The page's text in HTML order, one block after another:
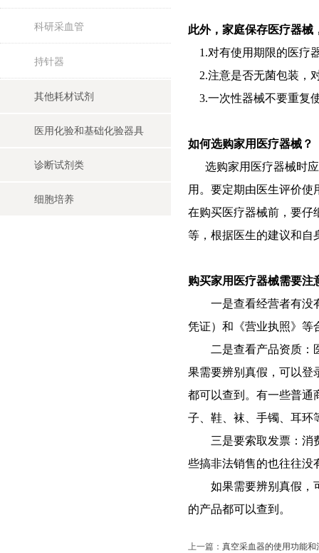
科研采血管
持针器
其他耗材试剂
医用化验和基础化验器具
诊断试剂类
细胞培养
此外，家庭保存医疗器械
1.对有使用期限的医疗
2.注意是否无菌包装，
3.一次性器械不要重复
如何选购家用医疗器械？
选购家用医疗器械时应
用。要定期由医生评价
在购买医疗器械前，要仔
等，根据医生的建议和自
购买家用医疗器械需要注
一是查看经营者有没有
凭证）和《营业执照》等
二是查看产品资质：医
果需要辨别真假，可以登
都可以查到。有一些普通
子、鞋、袜、手镯、耳环
三是要索取发票：消费
些搞非法销售的也往往没
如果需要辨别真假，可
的产品都可以查到。
上一篇： 真空采血器的使用功能和